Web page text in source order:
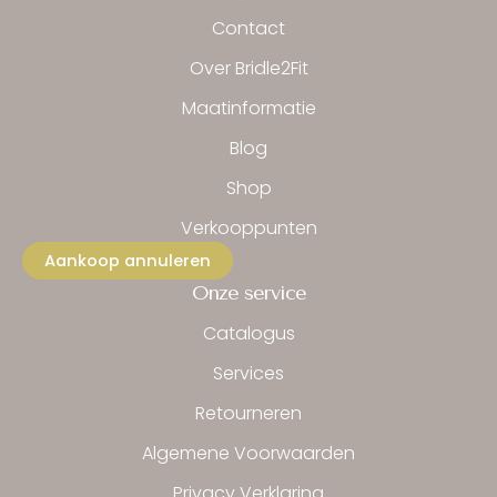
Contact
Over Bridle2Fit
Maatinformatie
Blog
Shop
Verkooppunten
Aankoop annuleren
Onze service
Catalogus
Services
Retourneren
Algemene Voorwaarden